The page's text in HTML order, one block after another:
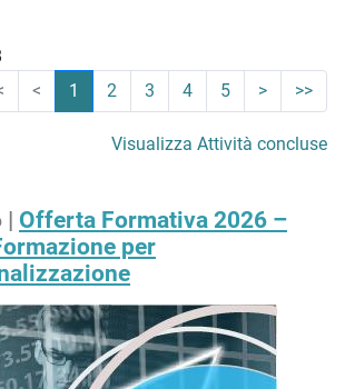
< 1 2 3 4 5 > >>
Visualizza Attività concluse
| Offerta Formativa 2026 –
per